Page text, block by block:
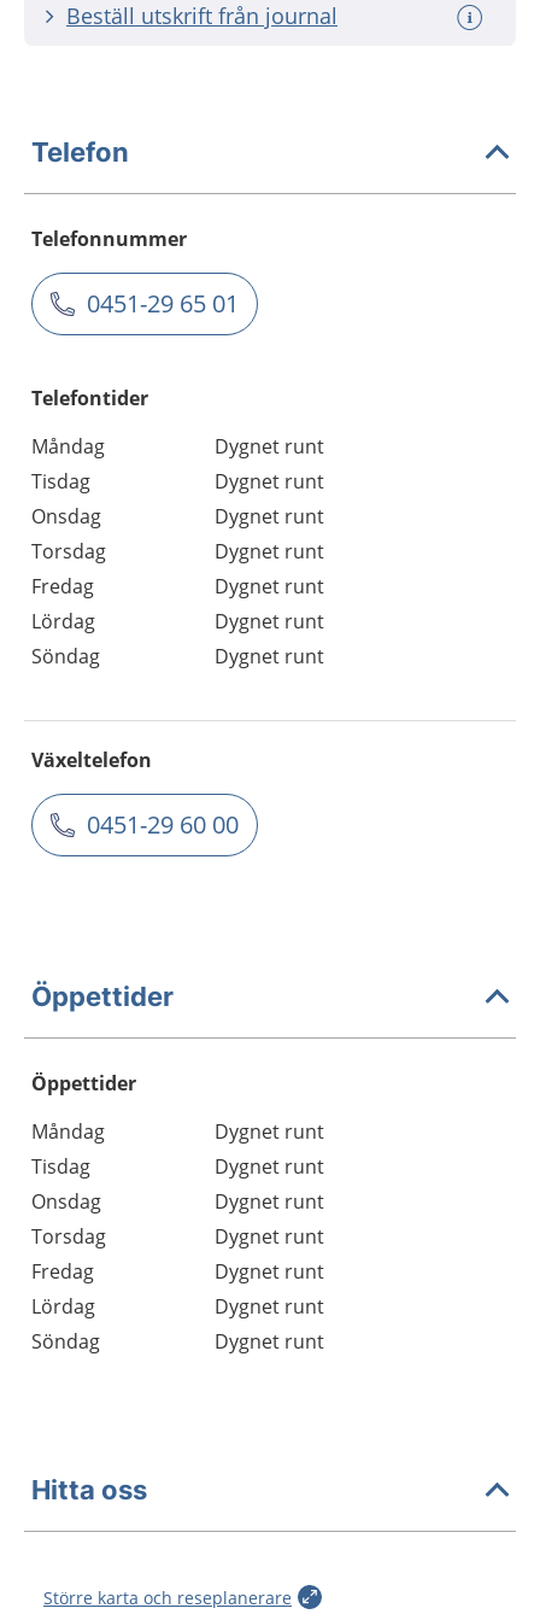
Beställ utskrift från journal
Telefon
Telefonnummer
0451-29 65 01
Telefontider
Måndag
Dygnet runt
Tisdag
Dygnet runt
Onsdag
Dygnet runt
Torsdag
Dygnet runt
Fredag
Dygnet runt
Lördag
Dygnet runt
Söndag
Dygnet runt
Växeltelefon
0451-29 60 00
Öppettider
Öppettider
Dag
Öppettider
Kommentarer
Måndag
Dygnet runt
Tisdag
Dygnet runt
Onsdag
Dygnet runt
Torsdag
Dygnet runt
Fredag
Dygnet runt
Lördag
Dygnet runt
Söndag
Dygnet runt
Hitta oss
Större karta och reseplanerare